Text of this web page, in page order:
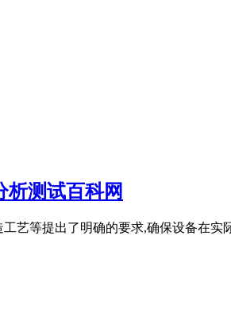
析测试百科网
艺等提出了明确的要求,确保设备在